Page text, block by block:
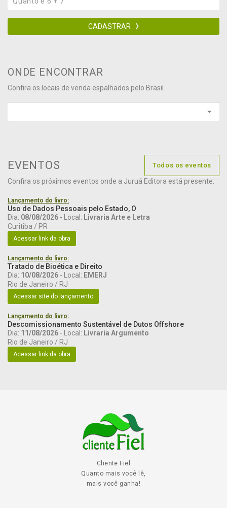
CADASTRAR
ONDE ENCONTRAR
Confira os locais de venda espalhados pelo Brasil.
EVENTOS Todos os eventos
Confira os próximos eventos onde a Juruá Editora está presente:
Lançamento do livro:
Uso de Dados Pessoais pelo Estado, O
Dia: 08/08/2026 - Local: Livraria Arte e Letra
Curitiba / PR
Acessar link da obra
Lançamento do livro:
Tratado de Bioética e Direito
Dia: 10/08/2026 - Local: EMERJ
Rio de Janeiro / RJ
Acessar site do lançamento
Lançamento do livro:
Descomissionamento Sustentável de Dutos Offshore
Dia: 11/08/2026 - Local: Livraria Argumento
Rio de Janeiro / RJ
Acessar link da obra
Cliente Fiel
Quanto mais você lê,
mais você ganha!